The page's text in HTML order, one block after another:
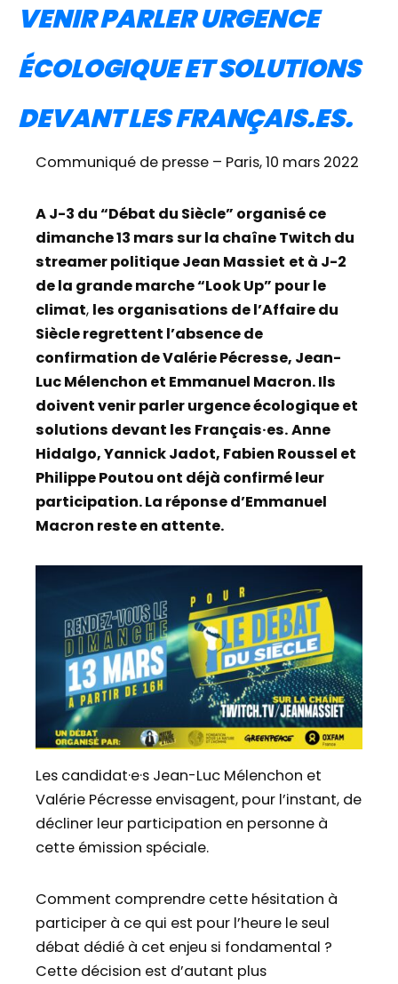
VENIR PARLER URGENCE
ÉCOLOGIQUE ET SOLUTIONS
DEVANT LES FRANÇAIS.ES.
Communiqué de presse – Paris, 10 mars 2022
A J-3 du “Débat du Siècle” organisé ce
dimanche 13 mars sur la chaîne Twitch du
streamer politique Jean Massiet et à J-2
de la grande marche “Look Up” pour le
climat, les organisations de l’Affaire du
Siècle regrettent l’absence de
confirmation de Valérie Pécresse, Jean-
Luc Mélenchon et Emmanuel Macron. Ils
doivent venir parler urgence écologique et
solutions devant les Français·es.Anne
Hidalgo, Yannick Jadot, Fabien Roussel et
Philippe Poutou ont déjà confirmé leur
participation. La réponse d’Emmanuel
Macron reste en attente.
Les candidat·e·s Jean-Luc Mélenchon et
Valérie Pécresse envisagent, pour l’instant, de
décliner leur participation en personne à
cette émission spéciale.
Comment comprendre cette hésitation à
participer à ce qui est pour l’heure le seul
débat dédié à cet enjeu si fondamental ?
Cette décision est d’autant plus